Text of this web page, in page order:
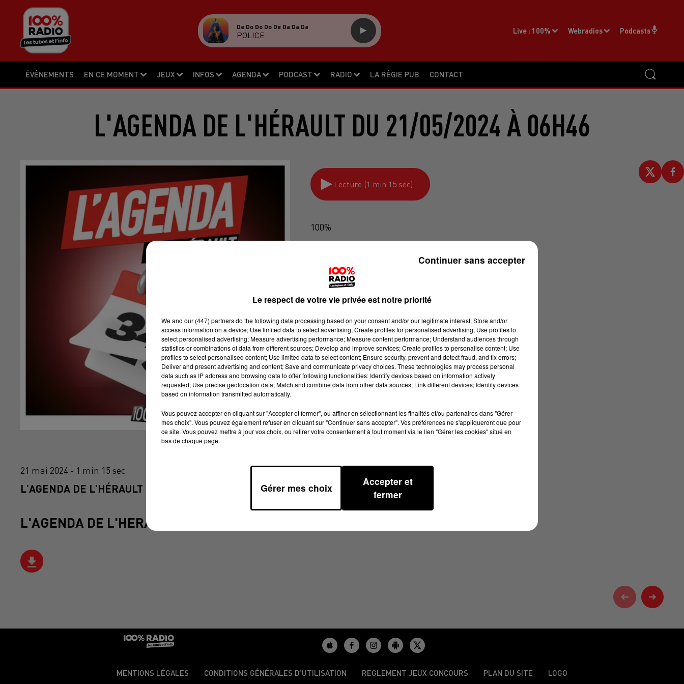
ÉVÉNEMENTS EN CE MOMENT JEUX INFOS AGENDA PODCAST RADIO LA RÉGIE PUB CONTACT
Live : 100% Webradios Podcasts
De Do Do Do De Da Da Da
POLICE
L'AGENDA DE L'HÉRAULT DU 21/05/2024 À 06H46
Lecture (1 min 15 sec)
100%
21 mai 2024 - 1 min 15 sec
L'AGENDA DE L'HÉRAULT DU 21/05/2024 À 06H46
L'AGENDA DE L'HERAULT
MENTIONS LÉGALES CONDITIONS GÉNÉRALES D’UTILISATION REGLEMENT JEUX CONCOURS PLAN DU SITE LOGO
Le respect de votre vie privée est notre priorité
We and our (447) partnersdo the following data processing based on your consent and/or our legitimate interest: Store and/or
access information on a device; Use limited data to select advertising; Create profiles for personalised advertising; Use profiles to
select personalised advertising; Measure advertising performance; Measure content performance; Understand audiences through
statistics or combinations of data from different sources; Develop and improve services; Create profiles to personalise content; Use
profiles to select personalised content; Use limited data to select content; Ensure security, prevent and detect fraud, and fix errors;
Deliver and present advertising and content; Save and communicate privacy choices. These technologies may process personal
data such as IP address and browsing data to offer following functionalities: Identify devices based on information actively
requested; Use precise geolocation data; Match and combine data from other data sources; Link different devices; Identify devices
based on information transmitted automatically.
Vous pouvez accepter en cliquant sur "Accepter et fermer", ou affiner en sélectionnant les finalités et/ou partenaires dans "Gérer
mes choix". Vous pouvez également refuser en cliquant sur "Continuer sans accepter". Vos préférences ne s'appliqueront que pour
ce site. Vous pouvez mettre à jour vos choix, ou retirer votre consentement à tout moment via le lien "Gérer les cookies" situé en
bas de chaque page.
Gérer mes choix
Accepter et
fermer
Continuer sans accepter